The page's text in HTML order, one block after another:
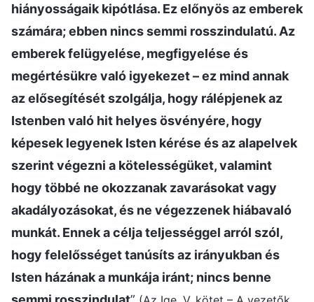
hiányosságaik kipótlása. Ez előnyös az emberek
számára; ebben nincs semmi rosszindulatú. Az
emberek felügyelése, megfigyelése és
megértésükre való igyekezet – ez mind annak
az elősegítését szolgálja, hogy rálépjenek az
Istenben való hit helyes ösvényére, hogy
képesek legyenek Isten kérése és az alapelvek
szerint végezni a kötelességüket, valamint
hogy többé ne okozzanak zavarásokat vagy
akadályozásokat, és ne végezzenek hiábavaló
munkát. Ennek a célja teljességgel arról szól,
hogy felelősséget tanúsíts az irányukban és
Isten házának a munkája iránt; nincs benne